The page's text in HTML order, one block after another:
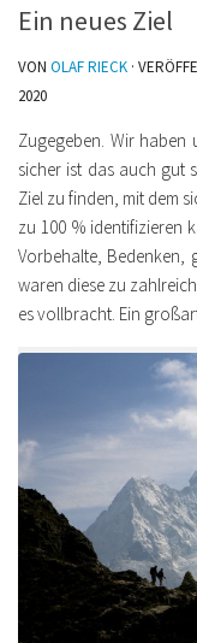
Ein neues Ziel
VON OLAF RIECK ·
2020
Zugegeben. Wir haben
sicher ist das auch gut
Ziel zu finden, mit dem
zu 100 % identifizieren
Vorbehalte, Bedenken,
waren diese zu
es vollbracht. Ein